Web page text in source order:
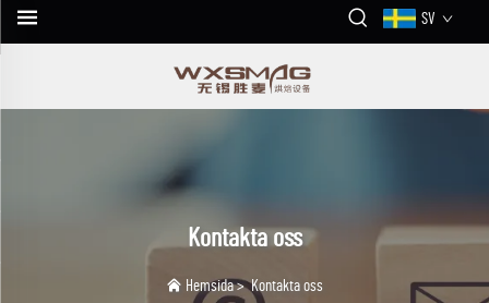
SV
Kontakta oss
Hemsida>Kontakta oss